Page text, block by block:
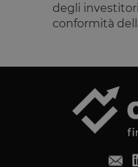
degli
conformità